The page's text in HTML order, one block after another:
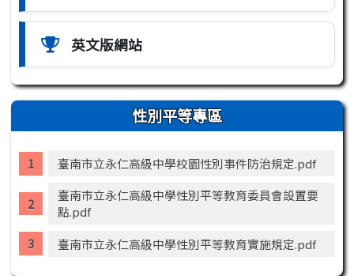
英文版網站
性別平等專區
臺南市立永仁高級中學校園性別事件防治規定.pdf
臺南市立永仁高級中學性別平等教育委員會設置要
點.pdf
臺南市立永仁高級中學性別平等教育實施規定.pdf